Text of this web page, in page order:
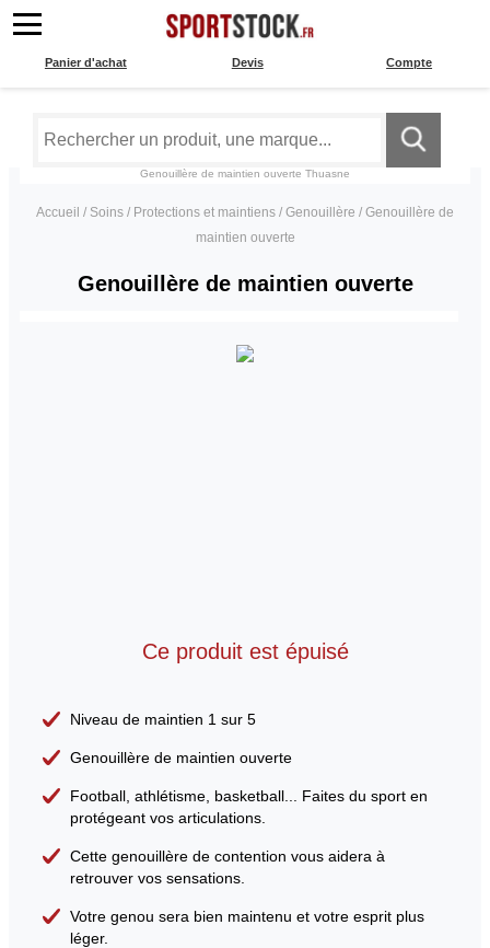
Compte
Devis
Panier d'achat
Genouillère de maintien ouverte Thuasne
Accueil / Soins / Protections et maintiens / Genouillère / Genouillère de
maintien ouverte
Genouillère de maintien ouverte
Ce produit est épuisé
Niveau de maintien 1 sur 5
Genouillère de maintien ouverte
Football, athlétisme, basketball... Faites du sport en
protégeant vos articulations.
Cette genouillère de contention vous aidera à
retrouver vos sensations.
Votre genou sera bien maintenu et votre esprit plus
léger.